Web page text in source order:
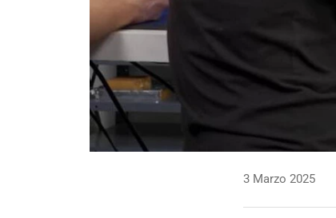
3 Marzo 2025